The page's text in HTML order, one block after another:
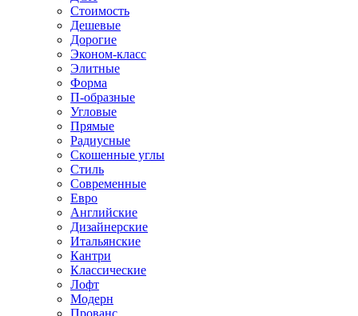
Стоимость
Дешевые
Дорогие
Эконом-класс
Элитные
Форма
П-образные
Угловые
Прямые
Радиусные
Скошенные углы
Стиль
Современные
Евро
Английские
Дизайнерские
Итальянские
Кантри
Классические
Лофт
Модерн
Прованс